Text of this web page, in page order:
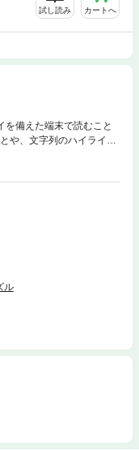
試し読み カートへ
備えた端末で読むこと
や、文字列のハイライ
きません。誕生日をズバ
ックの背景には算数があ
古今の名作マジック＆パ
な小道具で、いつでもど
さんの手で！ 酒席にも
ル